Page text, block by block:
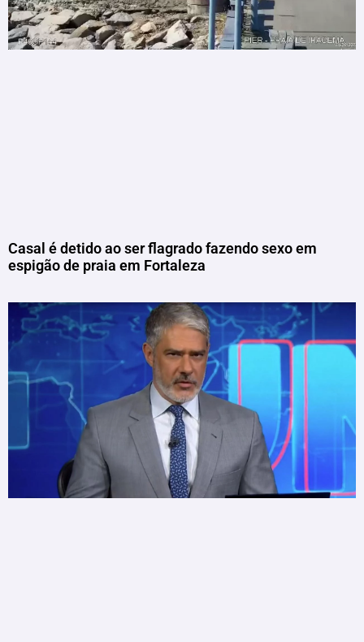
Casal é detido ao ser flagrado fazendo sexo em
espigão de praia em Fortaleza